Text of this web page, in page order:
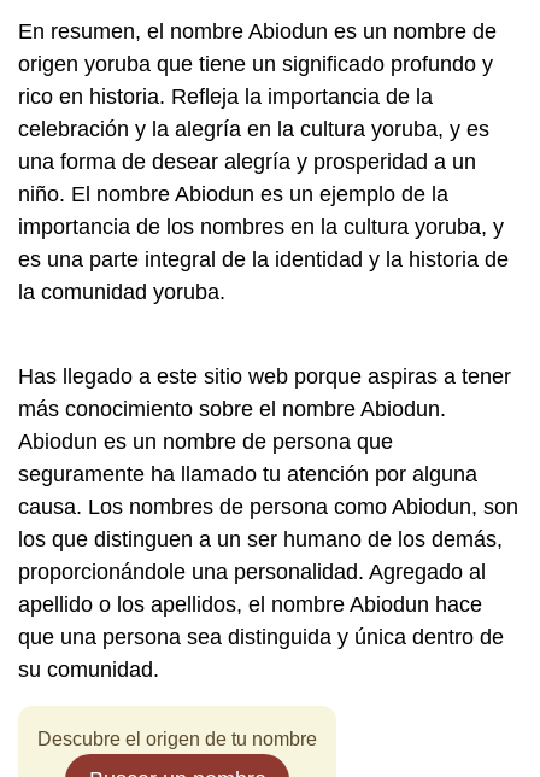
En resumen, el nombre Abiodun es un nombre de
origen yoruba que tiene un significado profundo y
rico en historia. Refleja la importancia de la
celebración y la alegría en la cultura yoruba, y es
una forma de desear alegría y prosperidad a un
niño. El nombre Abiodun es un ejemplo de la
importancia de los nombres en la cultura yoruba, y
es una parte integral de la identidad y la historia de
la comunidad yoruba.
Has llegado a este sitio web porque aspiras a tener
más conocimiento sobre el nombre Abiodun.
Abiodun es un nombre de persona que
seguramente ha llamado tu atención por alguna
causa. Los nombres de persona como Abiodun, son
los que distinguen a un ser humano de los demás,
proporcionándole una personalidad. Agregado al
apellido o los apellidos, el nombre Abiodun hace
que una persona sea distinguida y única dentro de
su comunidad.
Descubre el origen de tu nombre